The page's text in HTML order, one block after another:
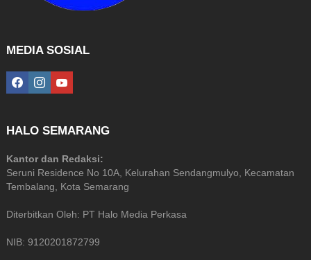
MEDIA SOSIAL
facebookinstagramyoutube
HALO SEMARANG
Kantor dan Redaksi:
Seruni Residence No 10A, Kelurahan Sendangmulyo, Kecamatan
Tembalang, Kota Semarang
Diterbitkan Oleh: PT Halo Media Perkasa
NIB: 9120201872799